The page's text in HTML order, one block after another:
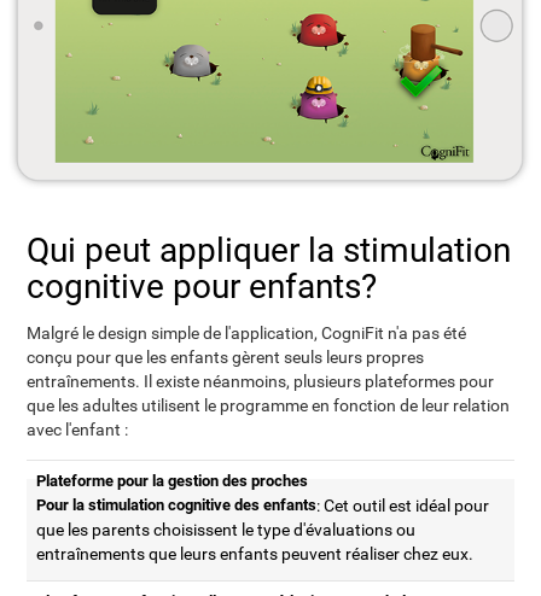
Qui peut appliquer la stimulation
cognitive pour enfants?
Malgré le design simple de l'application, CogniFit n'a pas été
conçu pour que les enfants gèrent seuls leurs propres
entraînements. Il existe néanmoins, plusieurs plateformes pour
que les adultes utilisent le programme en fonction de leur relation
avec l'enfant :
Plateforme pour la gestion des proches
Pour la stimulation cognitive des enfants: Cet outil est idéal pour
que les parents choisissent le type d'évaluations ou
entraînements que leurs enfants peuvent réaliser chez eux.